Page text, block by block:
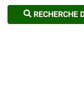
RECHERCHE